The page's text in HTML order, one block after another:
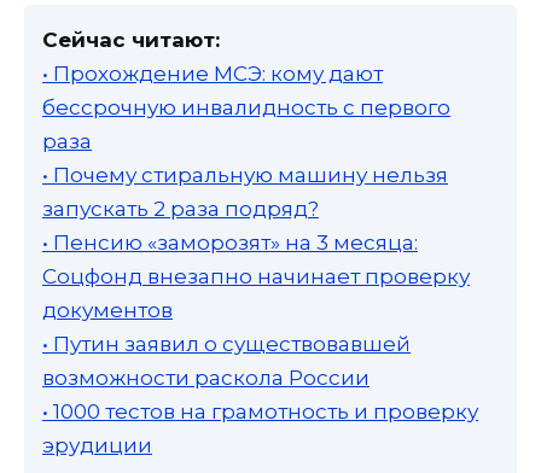
Сейчас читают:
• Прохождение МСЭ: кому дают
бессрочную инвалидность с первого
раза
• Почему стиральную машину нельзя
запускать 2 раза подряд?
• Пенсию «заморозят» на 3 месяца:
Соцфонд внезапно начинает проверку
документов
• Путин заявил о существовавшей
возможности раскола России
• 1000 тестов на грамотность и проверку
эрудиции